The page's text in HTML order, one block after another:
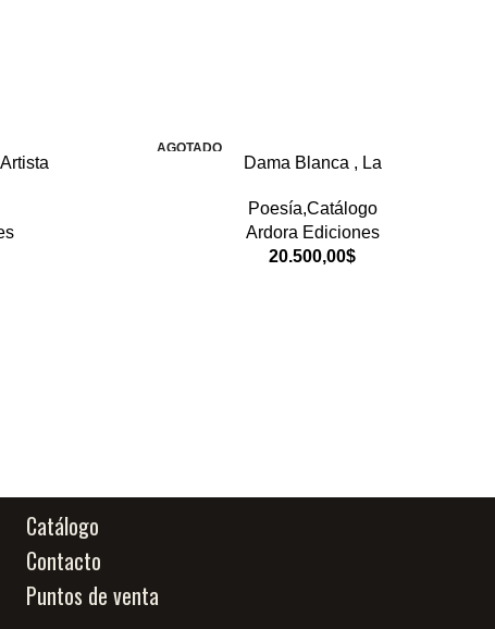
AGOTADO
Dama Blanca , La
Poesía,Catálogo
Ardora Ediciones
20.500,00$
Catálogo
Contacto
Puntos de venta